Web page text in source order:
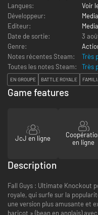
Langues:
Voir
Développeur:
Editeur:
Date de sortie:
3
Genre:
Notes récentes Steam:
Très
Toutes les notes Steam:
Très
EN GROUPE BATTLE ROYALE
Game features
JcJ en ligne
en ligne
Description
Fall Guys : Ultimate Knockout
royale, qui surfe sur la
une version plus amusante et
haricot » (bean en anglais)